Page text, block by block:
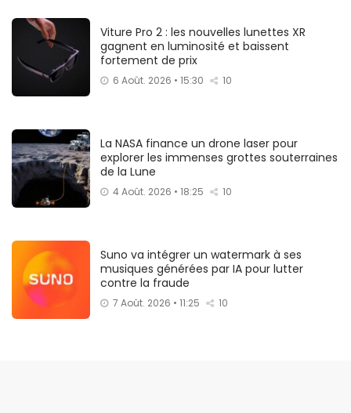
Viture Pro 2 : les nouvelles lunettes XR
gagnent en luminosité et baissent
fortement de prix
6 Août. 2026 • 15:30 10
La NASA finance un drone laser pour
explorer les immenses grottes souterraines
de la Lune
4 Août. 2026 • 18:25 10
Suno va intégrer un watermark à ses
musiques générées par IA pour lutter
contre la fraude
7 Août. 2026 • 11:25 10